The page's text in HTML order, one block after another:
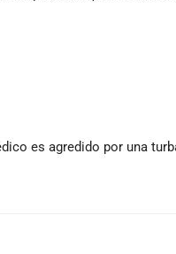
es agredido por una